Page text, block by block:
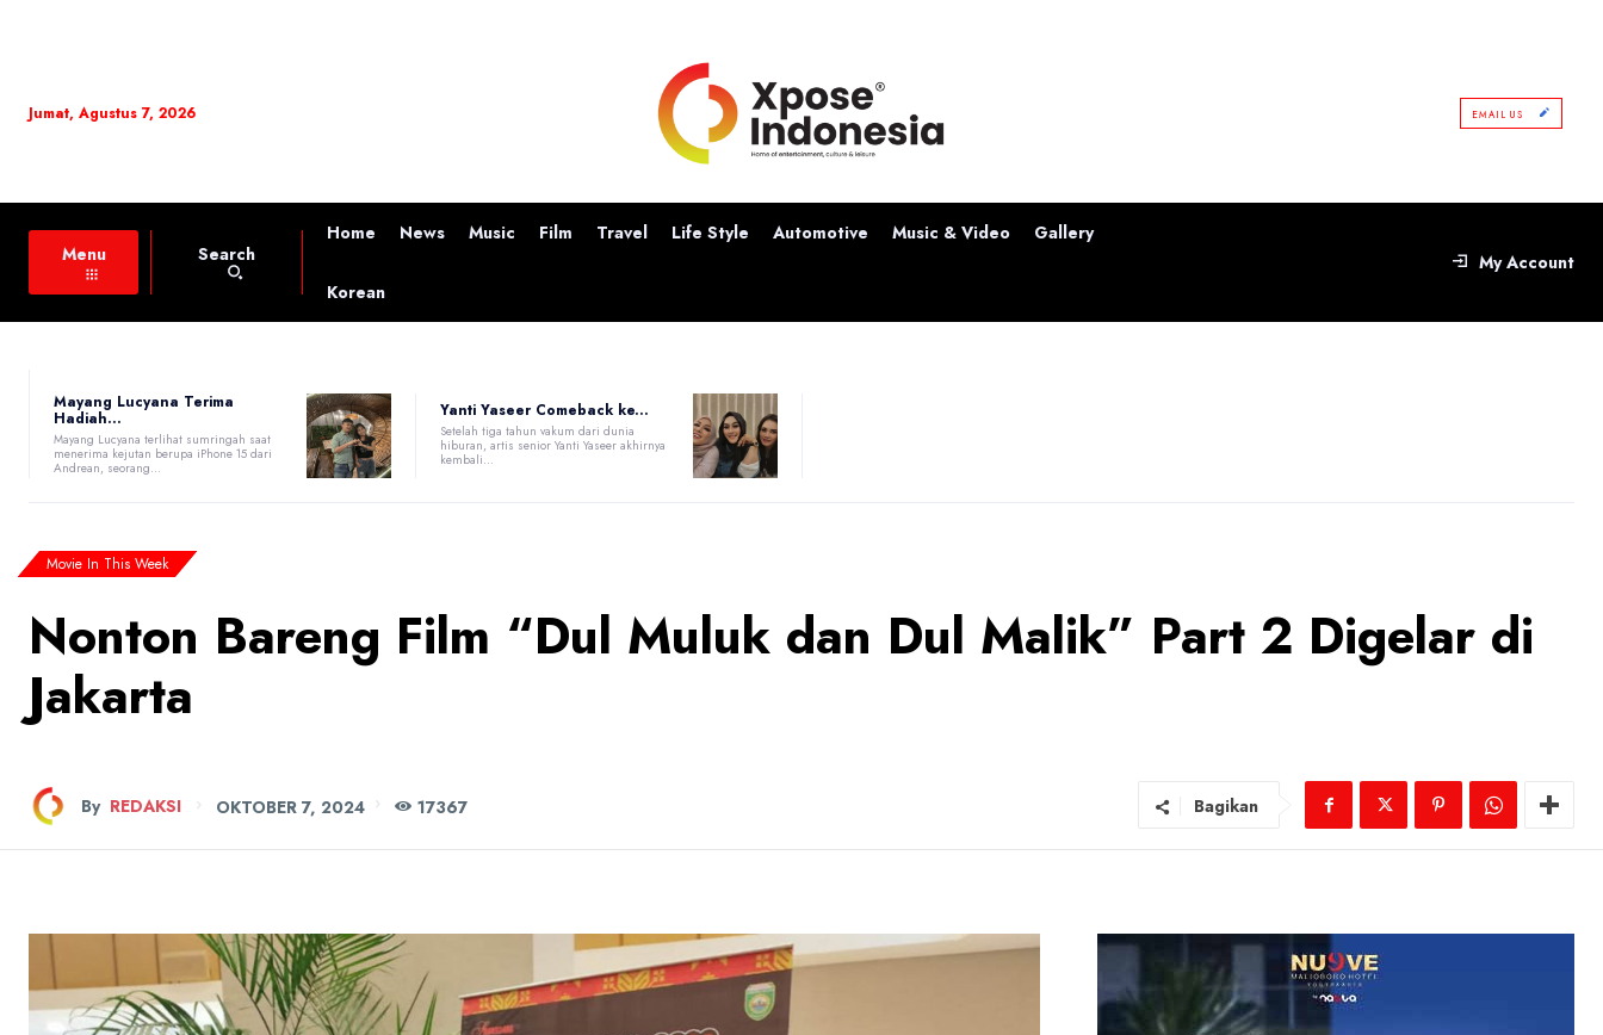
Jumat, Agustus 7, 2026 EMAIL US
Menu Search
Home News Music Film Travel Life Style Automotive Music & Video Gallery
Korean
My Account
Mayang Lucyana Terima
Hadiah...
Mayang Lucyana terlihat sumringah saat
menerima kejutan berupa iPhone 15 dari
Andrean, seorang...
Yanti Yaseer Comeback ke...
Setelah tiga tahun vakum dari dunia
hiburan, artis senior Yanti Yaseer akhirnya
kembali...
Movie In This Week
Nonton Bareng Film “Dul Muluk dan Dul Malik” Part 2 Digelar di
Jakarta
By REDAKSI OKTOBER 7, 2024 17367 Bagikan